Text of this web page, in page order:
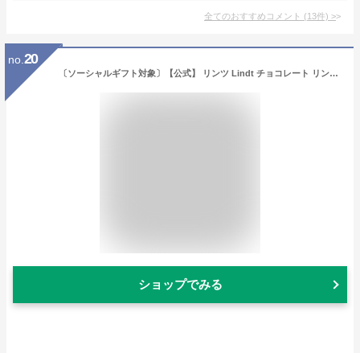
全てのおすすめコメント (13件) >
no. 20
〔ソーシャルギフト対象〕【公式】 リンツ Lindt チョコレート リンドール テイスティングセット 16個入｜夏ギフト ギフト 可愛い スイーツ お菓子 おしゃれ 誕生日 手土産 お礼 お返し 家族 プチギフト【レビューキャンペーン対象】
ショップでみる